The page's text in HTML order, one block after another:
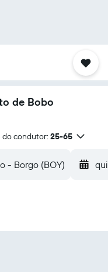
de Bobo
do condutor: 25-65
- Borgo (BOY)